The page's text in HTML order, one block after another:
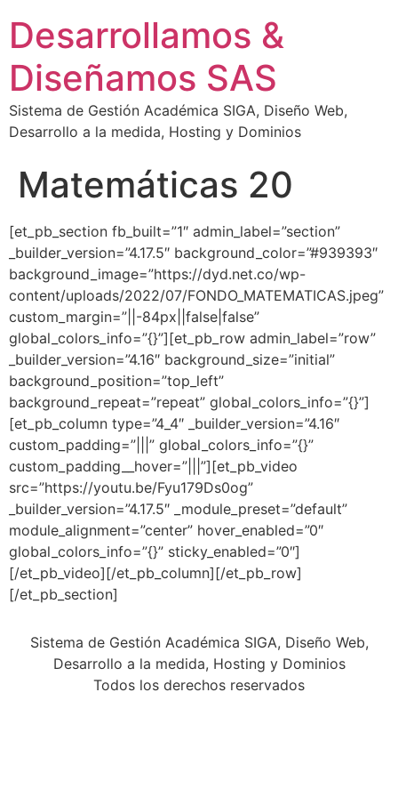
Desarrollamos &
Diseñamos SAS
Sistema de Gestión Académica SIGA, Diseño Web,
Desarrollo a la medida, Hosting y Dominios
Matemáticas 20
[et_pb_section fb_built=”1″ admin_label=”section”
_builder_version=”4.17.5″ background_color=”#939393″
background_image=”https://dyd.net.co/wp-
content/uploads/2022/07/FONDO_MATEMATICAS.jpeg”
custom_margin=”||-84px||false|false”
global_colors_info=”{}”][et_pb_row admin_label=”row”
_builder_version=”4.16″ background_size=”initial”
background_position=”top_left”
background_repeat=”repeat” global_colors_info=”{}”]
[et_pb_column type=”4_4″ _builder_version=”4.16″
custom_padding=”|||” global_colors_info=”{}”
custom_padding__hover=”|||”][et_pb_video
src=”https://youtu.be/Fyu179Ds0og”
_builder_version=”4.17.5″ _module_preset=”default”
module_alignment=”center” hover_enabled=”0″
global_colors_info=”{}” sticky_enabled=”0″]
[/et_pb_video][/et_pb_column][/et_pb_row]
[/et_pb_section]
Sistema de Gestión Académica SIGA, Diseño Web,
Desarrollo a la medida, Hosting y Dominios
Todos los derechos reservados